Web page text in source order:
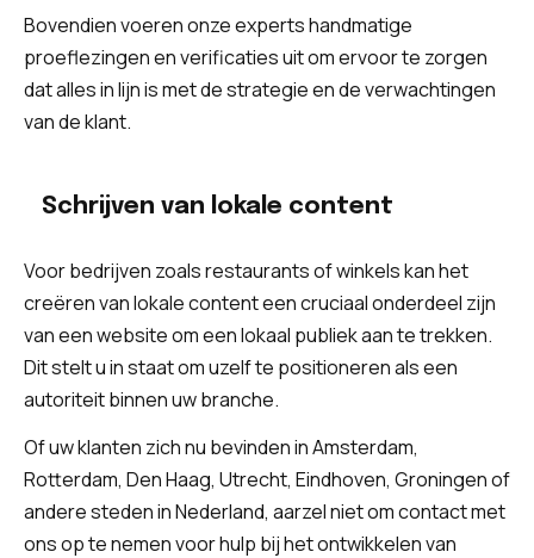
Bovendien voeren onze experts handmatige
proeflezingen en verificaties uit om ervoor te zorgen
dat alles in lijn is met de strategie en de verwachtingen
van de klant.
Schrijven van lokale content
Voor bedrijven zoals restaurants of winkels kan het
creëren van lokale content een cruciaal onderdeel zijn
van een website om een lokaal publiek aan te trekken.
Dit stelt u in staat om uzelf te positioneren als een
autoriteit binnen uw branche.
Of uw klanten zich nu bevinden in Amsterdam,
Rotterdam, Den Haag, Utrecht, Eindhoven, Groningen of
andere steden in Nederland, aarzel niet om contact met
ons op te nemen voor hulp bij het ontwikkelen van